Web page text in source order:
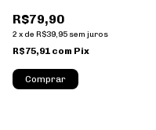
R$79,90
2 x de R$39,95 sem juros
R$75,91 com Pix
Comprar